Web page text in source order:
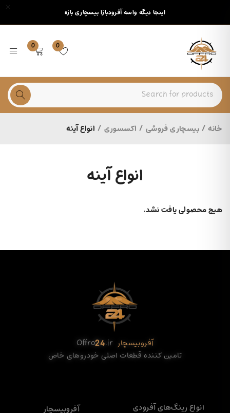
اینجا دیگه واسه آفرودبازا بیسچاری بازه
0
0
انواع آینه
خانه / بیسچاری فروشی / اکسسوری / انواع آینه
هیچ محصولی یافت نشد.
آفروبیسچار Offro24.ir
تامین کننده قطعات اصلی خودروهای خاص
انواع رینگ‌های آفرودی
آفروبیسچار